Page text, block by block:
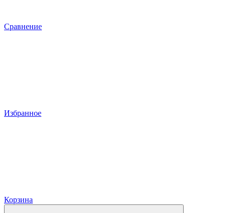
Сравнение
Избранное
Корзина